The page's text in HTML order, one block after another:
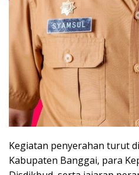
Kegiatan penyerahan turut
Kabupaten Banggai, para